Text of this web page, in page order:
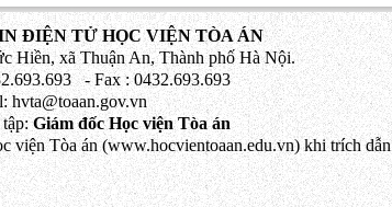
ĐIỆN TỬ HỌC VIỆN TÒA ÁN
Hiền, xã Thuận An, Thành phố Hà Nội.
- Fax : 0432.693.693
hvta@toaan.gov.vn
Giám đốc Học viện Tòa án
viện Tòa án (www.hocvientoaan.edu.vn) khi trích dẫn